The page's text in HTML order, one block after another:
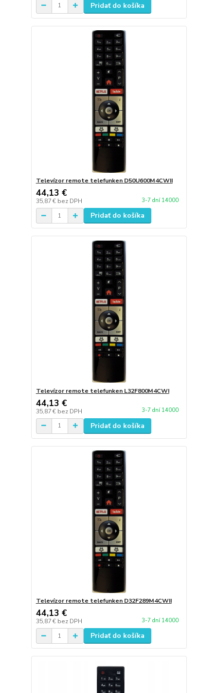
Pridať do košíka
Televízor remote telefunken D50U600M4CWII
44,13 €
35,87 € bez DPH 3-7 dní 14000
Pridať do košíka
Televízor remote telefunken L32F800M4CWI
44,13 €
35,87 € bez DPH 3-7 dní 14000
Pridať do košíka
Televízor remote telefunken D32F289M4CWII
44,13 €
35,87 € bez DPH 3-7 dní 14000
Pridať do košíka